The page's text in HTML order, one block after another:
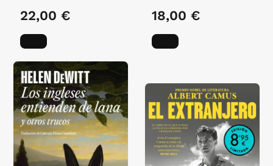
22,00 € 18,00 €